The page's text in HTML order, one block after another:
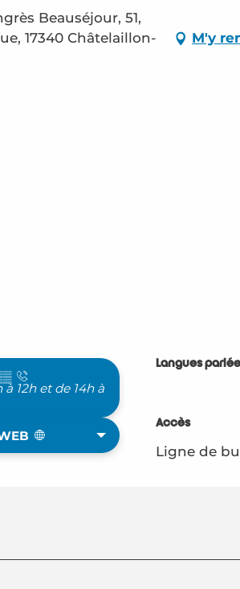
Beauséjour, 51,
17340 Châtelaillon-
M'y
12h et de 14h à
Langues
Langues
Accès
Accès
Ligne de